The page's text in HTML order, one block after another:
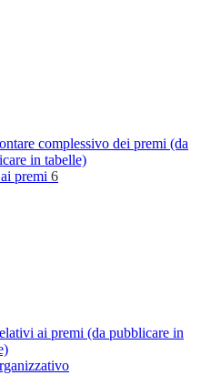
complessivo dei premi (da
in tabelle)
premi 6
ai premi (da pubblicare in